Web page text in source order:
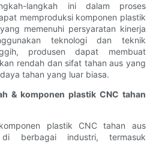
langkah ini dalam proses
memproduksi komponen plastik
memenuhi persyaratan kinerja
teknologi dan teknik
produsen dapat membuat
rendah dan sifat tahan aus yang
tahan yang luar biasa.
& komponen plastik CNC tahan
plastik CNC tahan aus
di berbagai industri, termasuk